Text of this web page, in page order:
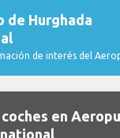
de Hurghada
de interés del
en